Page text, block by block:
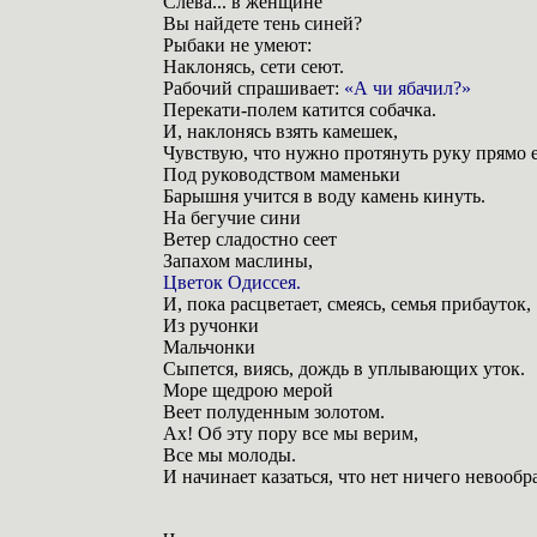
Вы найдете тень синей?
Рыбаки не умеют:
Наклонясь, сети сеют.
Рабочий спрашивает: «А чи ябачил?»
Перекати-полем катится собачка.
И, наклонясь взять камешек,
Чувствую, что нужно протянуть руку прямо
Под руководством маменьки
Барышня учится в воду камень кинуть.
На бегучие сини
Ветер сладостно сеет
Запахом маслины,
Цветок Одиссея.
И, пока расцветает, смеясь, семья прибауток,
Из ручонки
Мальчонки
Сыпется, виясь, дождь в уплывающих уток.
Море щедрою мерой
Веет полуденным золотом.
Ах! Об эту пору все мы верим,
Все мы молоды.
И начинает казаться, что нет ничего